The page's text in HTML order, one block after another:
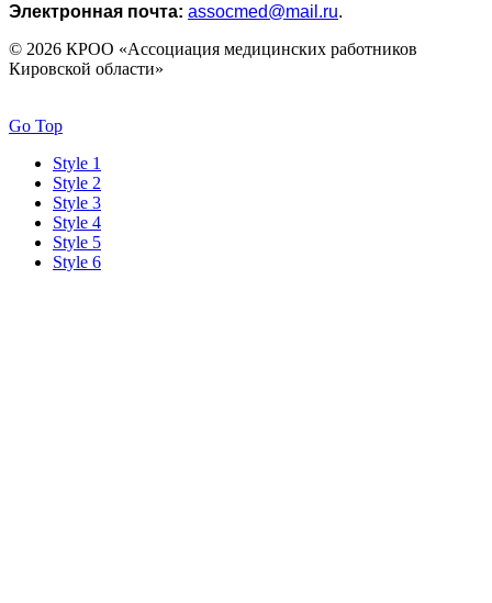
Электронная почта: assocmed@mail.ru.
© 2026 КРОО «Ассоциация медицинских работников
Кировской области»
Go Top
Style 1
Style 2
Style 3
Style 4
Style 5
Style 6